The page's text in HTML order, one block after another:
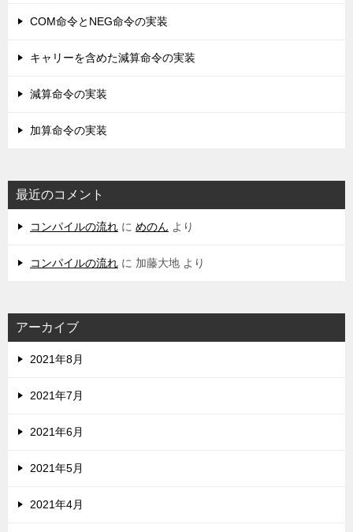
COM命令とNEG命令の実装
キャリーを含めた減算命令の実装
減算命令の実装
加算命令の実装
最近のコメント
コンパイルの流れ に めのん より
コンパイルの流れ に 加藤大地 より
アーカイブ
2021年8月
2021年7月
2021年6月
2021年5月
2021年4月